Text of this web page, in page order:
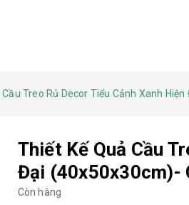
Cầu Treo Rủ Decor Tiểu Cảnh Xanh
Thiết Kế Quả Cầu
Đại (40x50x30cm)-
Còn hàng